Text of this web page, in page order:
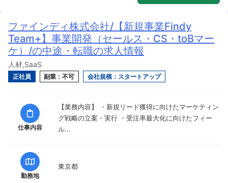
ファインディ株式会社/【新規事業Findy
Team+】事業開発（セールス・CS・toBマー
ケ）/の中途・転職の求人情報
人材,SaaS
正社員 副業：不可 会社規模：スタートアップ
仕事内容
【業務内容】 ・新規リード獲得に向けたマーケティン
グ戦略の立案・実行 ・受注率最大化に向けたフィー
ル…
勤務地
東京都